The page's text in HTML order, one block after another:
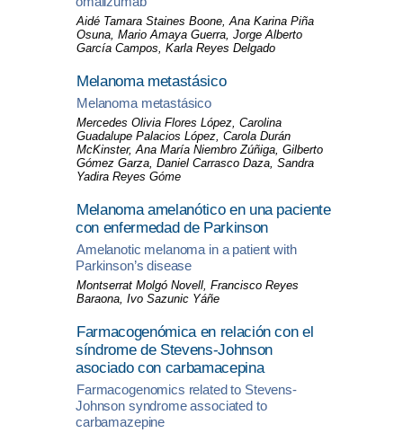
Aidé Tamara Staines Boone, Ana Karina Piña
Osuna, Mario Amaya Guerra, Jorge Alberto
García Campos, Karla Reyes Delgado
Melanoma metastásico
Melanoma metastásico
Mercedes Olivia Flores López, Carolina
Guadalupe Palacios López, Carola Durán
McKinster, Ana María Niembro Zúñiga, Gilberto
Gómez Garza, Daniel Carrasco Daza, Sandra
Yadira Reyes Góme
Melanoma amelanótico en una paciente
con enfermedad de Parkinson
Amelanotic melanoma in a patient with
Parkinson’s disease
Montserrat Molgó Novell, Francisco Reyes
Baraona, Ivo Sazunic Yáñe
Farmacogenómica en relación con el
síndrome de Stevens-Johnson
asociado con carbamacepina
Farmacogenomics related to Stevens-
Johnson syndrome associated to
carbamazepine